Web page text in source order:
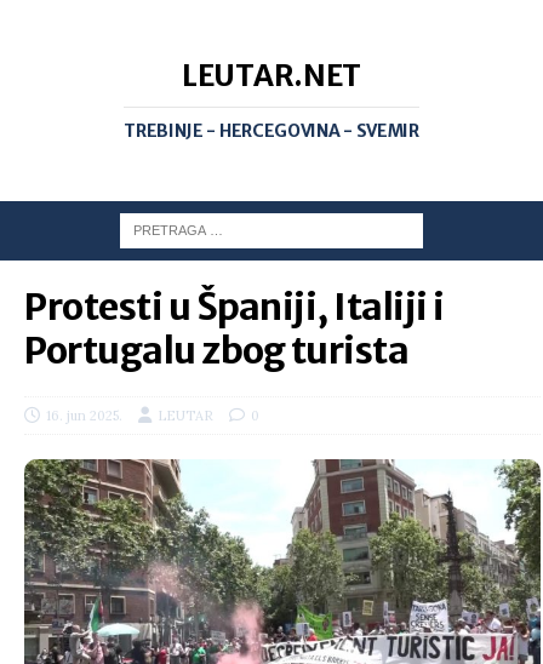
LEUTAR.NET
TREBINJE - HERCEGOVINA - SVEMIR
Protesti u Španiji, Italiji i
Portugalu zbog turista
16. jun 2025. LEUTAR 0